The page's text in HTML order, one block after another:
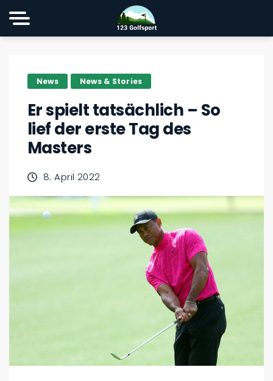
News News & Stories
Er spielt tatsächlich – So
lief der erste Tag des
Masters
8. April 2022